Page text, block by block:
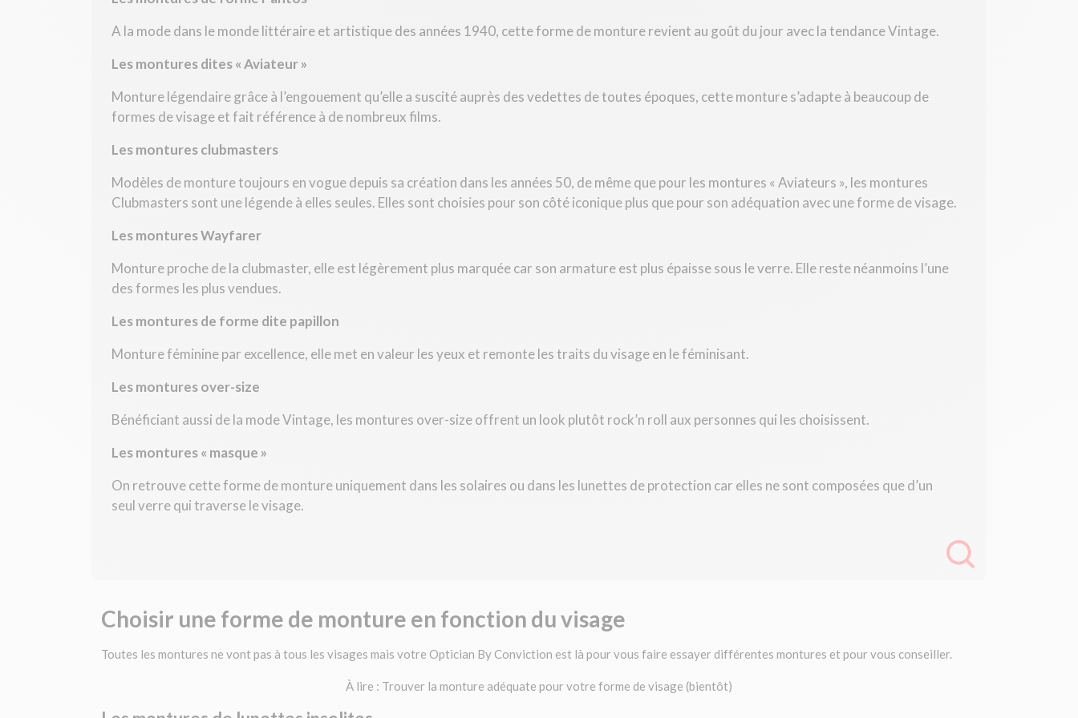
A la mode dans le monde littéraire et artistique des années 1940, cette forme de monture revient au goût du jour avec la tendance Vintage.
Les montures dites « Aviateur »
Monture légendaire grâce à l’engouement qu’elle a suscité auprès des vedettes de toutes époques, cette monture s’adapte à beaucoup de
formes de visage et fait référence à de nombreux films.
Les montures clubmasters
Modèles de monture toujours en vogue depuis sa création dans les années 50, de même que pour les montures « Aviateurs », les montures
Clubmasters sont une légende à elles seules. Elles sont choisies pour son côté iconique plus que pour son adéquation avec une forme de visage.
Les montures Wayfarer
Monture proche de la clubmaster, elle est légèrement plus marquée car son armature est plus épaisse sous le verre. Elle reste néanmoins l’une
des formes les plus vendues.
Les montures de forme dite papillon
Monture féminine par excellence, elle met en valeur les yeux et remonte les traits du visage en le féminisant.
Les montures over-size
Bénéficiant aussi de la mode Vintage, les montures over-size offrent un look plutôt rock’n roll aux personnes qui les choisissent.
Les montures « masque »
On retrouve cette forme de monture uniquement dans les solaires ou dans les lunettes de protection car elles ne sont composées que d’un
seul verre qui traverse le visage.
Choisir une forme de monture en fonction du visage
Toutes les montures ne vont pas à tous les visages mais votre Optician By Conviction est là pour vous faire essayer différentes montures et pour vous conseiller.
À lire : Trouver la monture adéquate pour votre forme de visage (bientôt)